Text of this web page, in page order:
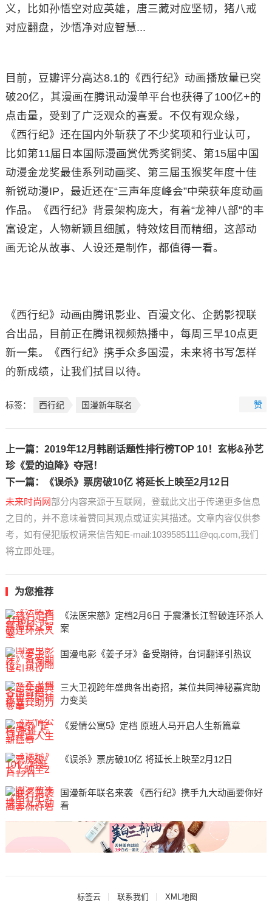
义，比如孙悟空对应英雄，唐三藏对应坚韧，猪八戒
对应翻盘，沙悟净对应智慧...
目前，豆瓣评分高达8.1的《西行纪》动画播放量已突
破20亿，其漫画在腾讯动漫单平台也获得了100亿+的
点击量，受到了广泛观众的喜爱。不仅有观众缘，
《西行纪》还在国内外斩获了不少奖项和行业认可，
比如第11届日本国际漫画赏优秀奖铜奖、第15届中国
动漫金龙奖最佳系列动画奖、第三届玉猴奖年度十佳
新锐动漫IP，最近还在“三声年度峰会”中荣获年度动画
作品。《西行纪》背景架构庞大，有着“龙神八部”的丰
富设定，人物新颖且细腻，特效炫目而精细，这部动
画无论从故事、人设还是制作，都值得一看。
《西行纪》动画由腾讯影业、百漫文化、企鹅影视联
合出品，目前正在腾讯视频热播中，每周三早10点更
新一集。《西行纪》携手众多国漫，未来将书写怎样
的新成绩，让我们拭目以待。
标签： 西行纪 国漫新年联名 赞
上一篇： 2019年12月韩剧话题性排行榜TOP 10！玄彬&孙艺
珍《爱的迫降》夺冠！
下一篇：
《误杀》票房破10亿 将延长上映至2月12日
未来时尚网部分内容来源于互联网，登载此文出于传递更多信息
之目的，并不意味着赞同其观点或证实其描述。文章内容仅供参
考，如有侵犯版权请来信告知E-mail:1039585111@qq.com,我们
将立即处理。
为您推荐
《法医宋慈》定档2月6日 于震潘长江智破连环杀人
案
国漫电影《姜子牙》备受期待，台词翻译引热议
​三大卫视跨年盛典各出奇招，某位共同神秘嘉宾助
力变美
《爱情公寓5》定档 原班人马开启人生新篇章
《误杀》票房破10亿 将延长上映至2月12日
国漫新年联名来袭 《西行纪》携手九大动画要你好
看
标签云 联系我们 XML地图